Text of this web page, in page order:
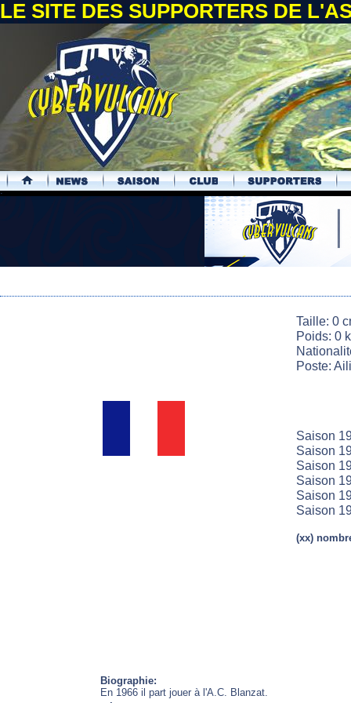
LE SITE DES SUPPORTERS DE
.
Taille: 0
Poids: 0
Poste:
Saison
Saison
Saison
Saison
Saison
Saison
(xx)
Biographie:
En 1966 il part jouer à l'A.C. Blanzat.